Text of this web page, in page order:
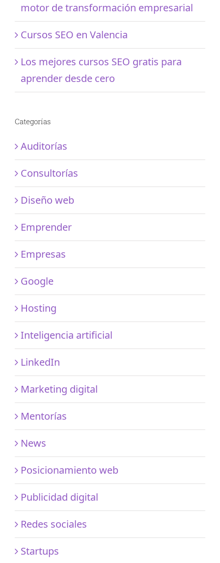
motor de transformación empresarial
Cursos SEO en Valencia
Los mejores cursos SEO gratis para
aprender desde cero
Categorías
Auditorías
Consultorías
Diseño web
Emprender
Empresas
Google
Hosting
Inteligencia artificial
LinkedIn
Marketing digital
Mentorías
News
Posicionamiento web
Publicidad digital
Redes sociales
Startups